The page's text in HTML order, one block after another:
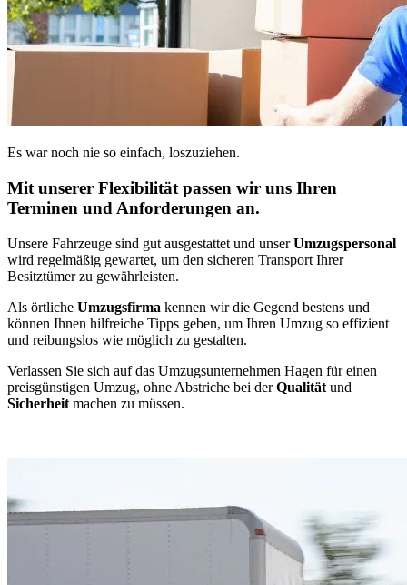
Es war noch nie so einfach, loszuziehen.
Mit unserer Flexibilität passen wir uns Ihren
Terminen und Anforderungen an.
Unsere Fahrzeuge sind gut ausgestattet und unserUmzugspersonal
wird regelmäßig gewartet, um den sicheren Transport Ihrer
Besitztümer zu gewährleisten.
Als örtliche Umzugsfirma kennen wir die Gegend bestens und
können Ihnen hilfreiche Tipps geben, um Ihren Umzug so effizient
und reibungslos wie möglich zu gestalten.
Verlassen Sie sich auf das Umzugsunternehmen Hagen für einen
preisgünstigen Umzug, ohne Abstriche bei derQualität und
Sicherheit machen zu müssen.